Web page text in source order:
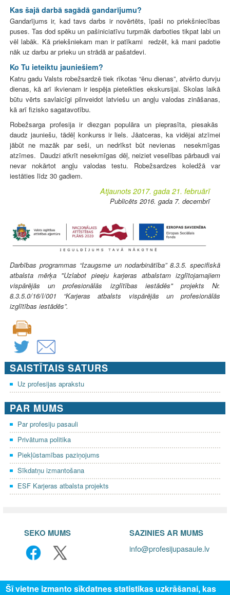
Kas šajā darbā sagādā gandarījumu?
Gandarījums ir, kad tavs darbs ir novērtēts, īpaši no priekšniecības
puses. Tas dod spēku un pašiniciatīvu turpmāk darboties tikpat labi un
vēl labāk. Kā priekšniekam man ir patīkami redzēt, kā mani padotie
nāk uz darbu ar prieku un strādā ar pašatdevi.
Ko Tu ieteiktu jauniešiem?
Katru gadu Valsts robežsardzē tiek rīkotas “ēnu dienas”, atvērto durvju
dienas, kā arī ikvienam ir iespēja pieteikties ekskursijai. Skolas laikā
būtu vērts savlaicīgi pilnveidot latviešu un angļu valodas zināšanas,
kā arī fizisko sagatavotību.
Robežsarga profesija ir diezgan populāra un pieprasīta, piesakās
daudz jauniešu, tādēļ konkurss ir liels. Jāatceras, ka vidējai atzīmei
jābūt ne mazāk par seši, un nedrīkst būt nevienas nesekmīgas
atzīmes. Daudzi atkrīt nesekmīgas dēļ, neiziet veselības pārbaudi vai
nevar nokārtot angļu valodas testu. Robežsardzes koledžā var
iestāties līdz 30 gadiem.
Atjaunots 2017. gada 21. februārī
Publicēts 2016. gada 7. decembrī
Darbības programmas “Izaugsme un nodarbinātība” 8.3.5. specifiskā
atbalsta mērķa "Uzlabot pieeju karjeras atbalstam izglītojamajiem
vispārējās un profesionālās izglītības iestādēs" projekts Nr.
8.3.5.0/16/I/001 “Karjeras atbalsts vispārējās un profesionālās
izglītības iestādēs”.
SAISTĪTAIS SATURS
Uz profesijas aprakstu
PAR MUMS
Par profesiju pasauli
Privātuma politika
Piekļūstamības paziņojums
Sīkdatņu izmantošana
ESF Karjeras atbalsta projekts
SEKO MUMS SAZINIES AR MUMS
info@profesijupasaule.lv
Šī vietne izmanto sīkdatnes statistikas uzkrāšanai, kas